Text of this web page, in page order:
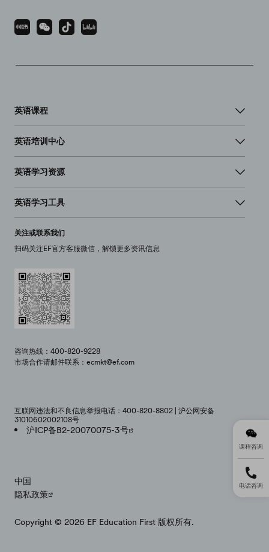
英语课程
英语培训中心
英语学习资源
英语学习工具
关注或联系我们
扫码关注EF官方客服微信，解锁更多资讯信息
咨询热线：400-820-9228
市场合作请邮件联系：ecmkt@ef.com
互联网违法和不良信息举报电话：400-820-8802 | 沪公网安备
31010602002108号
沪ICP备B2-20070075-3号
中国
隐私政策
Copyright © 2026 EF Education First 版权所有.
课程咨询
电话咨询